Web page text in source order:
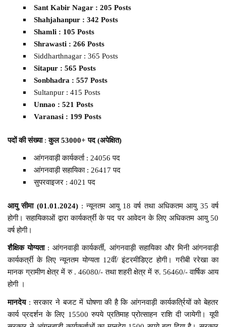
Sant Kabir Nagar : 205 Posts
Shahjahanpur : 342 Posts
Shamli : 105 Posts
Shrawasti : 266 Posts
Siddharthnagar : 365 Posts
Sitapur : 565 Posts
Sonbhadra : 557 Posts
Sultanpur : 415 Posts
Unnao : 521 Posts
Varanasi : 199 Posts
पदों की संख्या:कुल 53000+ पद (अपेक्षित)
आंगनवाड़ी कार्यकर्ता : 24056 पद
आंगनवाड़ी सहायिका : 26417 पद
सुपरवाइजर : 4021 पद
आयु सीमा (01.01.2024): न्यूनतम आयु 18 वर्ष तथा अधिकतम आयु 35 वर्ष
होगी। सहायिकाओं द्वारा कार्यकर्त्री के पद पर आवेदन के लिए अधिकतम आयु 50
वर्ष होगी।
शैक्षिक योग्यता: आंगनवाड़ी कार्यकर्ती, आंगनवाड़ी सहायिका और मिनी आंगनवाड़ी
कार्यकर्त्री के लिए न्यूनतम योग्यता 12वीं/ इंटरमीडिएट होगी। गरीबी ररेखा का
मानक ग्रामीण क्षेत्र में रु . 46080/- तथा शहरी क्षेत्र में रु. 56460/- वार्षिक आय
होगी ।
मानदेय: सरकार ने बजट में घोषणा की है कि आंगनवाड़ी कार्यकर्त्रियों को बेहतर
कार्य प्रदर्शन के लिए 15500 रुपये प्रतिमाह प्रोत्साहन राशि दी जायेगी। यूपी